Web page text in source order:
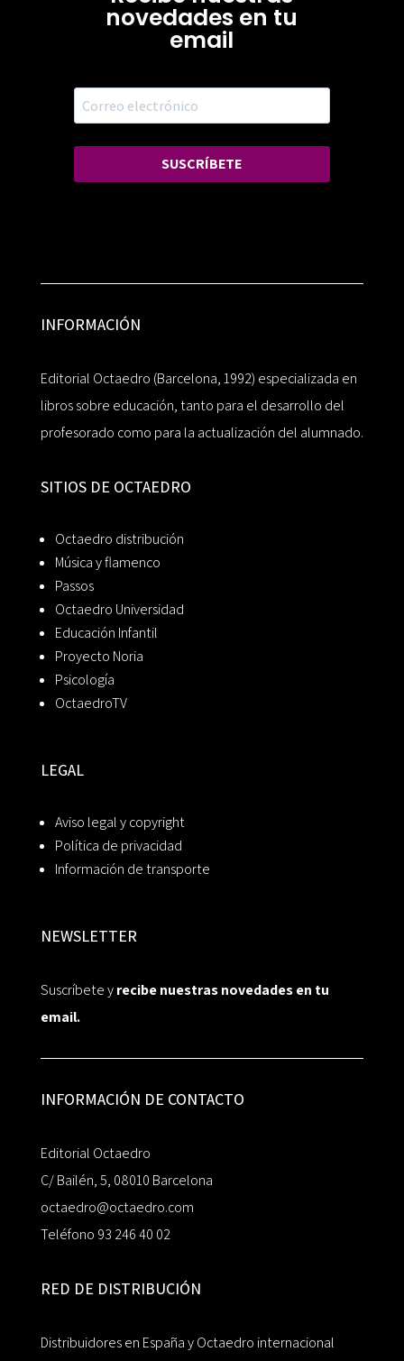
novedades en tu
email
SUSCRÍBETE
INFORMACIÓN
Editorial Octaedro (Barcelona, 1992) especializada en
libros sobre educación, tanto para el desarrollo del
profesorado como para la actualización del alumnado.
SITIOS DE OCTAEDRO
Octaedro distribución
Música y flamenco
Passos
Octaedro Universidad
Educación Infantil
Proyecto Noria
Psicología
OctaedroTV
LEGAL
Aviso legal y copyright
Política de privacidad
Información de transporte
NEWSLETTER
Suscríbete yrecibe nuestras novedades en tu
email.
INFORMACIÓN DE CONTACTO
Editorial Octaedro
C/ Bailén, 5, 08010 Barcelona
octaedro@octaedro.com
Teléfono 93 246 40 02
RED DE DISTRIBUCIÓN
Distribuidores en España y Octaedro internacional